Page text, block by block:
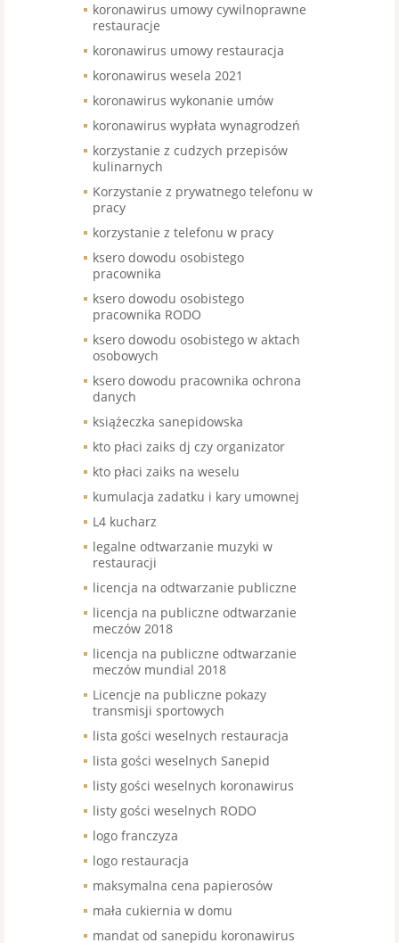
koronawirus umowy cywilnoprawne
restauracje
koronawirus umowy restauracja
koronawirus wesela 2021
koronawirus wykonanie umów
koronawirus wypłata wynagrodzeń
korzystanie z cudzych przepisów
kulinarnych
Korzystanie z prywatnego telefonu w
pracy
korzystanie z telefonu w pracy
ksero dowodu osobistego
pracownika
ksero dowodu osobistego
pracownika RODO
ksero dowodu osobistego w aktach
osobowych
ksero dowodu pracownika ochrona
danych
książeczka sanepidowska
kto płaci zaiks dj czy organizator
kto płaci zaiks na weselu
kumulacja zadatku i kary umownej
L4 kucharz
legalne odtwarzanie muzyki w
restauracji
licencja na odtwarzanie publiczne
licencja na publiczne odtwarzanie
meczów 2018
licencja na publiczne odtwarzanie
meczów mundial 2018
Licencje na publiczne pokazy
transmisji sportowych
lista gości weselnych restauracja
lista gości weselnych Sanepid
listy gości weselnych koronawirus
listy gości weselnych RODO
logo franczyza
logo restauracja
maksymalna cena papierosów
mała cukiernia w domu
mandat od sanepidu koronawirus